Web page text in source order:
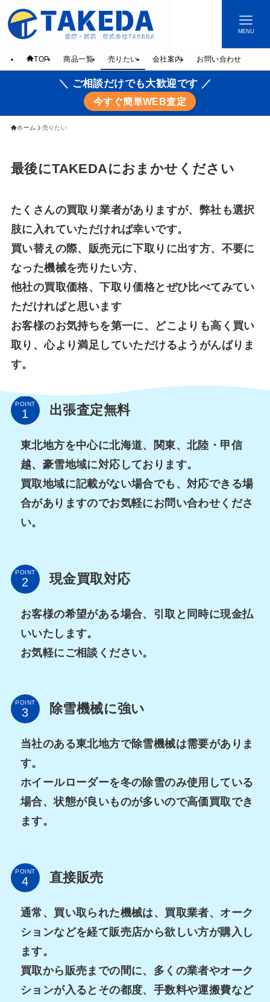
MENU
TOP 商品一覧 売りたい 会社案内 お問い合わせ
＼ ご相談だけでも大歓迎です ／
今すぐ簡単WEB査定
ホーム 売りたい
最後にTAKEDAにおまかせください
たくさんの買取り業者がありますが、弊社も選択
肢に入れていただければ幸いです。
買い替えの際、販売元に下取りに出す方、不要に
なった機械を売りたい方、
他社の買取価格、下取り価格とぜひ比べてみてい
ただければと思います
お客様のお気持ちを第一に、どこよりも高く買い
取り、心より満足していただけるようがんばりま
す。
POINT 出張査定無料
東北地方を中心に北海道、関東、北陸・甲信
越、豪雪地域に対応しております。
買取地域に記載がない場合でも、対応できる場
合がありますのでお気軽にお問い合わせくださ
い。
POINT 現金買取対応
お客様の希望がある場合、引取と同時に現金払
いいたします。
お気軽にご相談ください。
POINT 除雪機械に強い
当社のある東北地方で除雪機械は需要がありま
す。
ホイールローダーを冬の除雪のみ使用している
場合、状態が良いものが多いので高価買取でき
ます。
POINT 直接販売
通常、買い取られた機械は、買取業者、オーク
ションなどを経て販売店から欲しい方が購入し
ます。
買取から販売までの間に、多くの業者やオーク
ションが入るとその都度、手数料や運搬費など